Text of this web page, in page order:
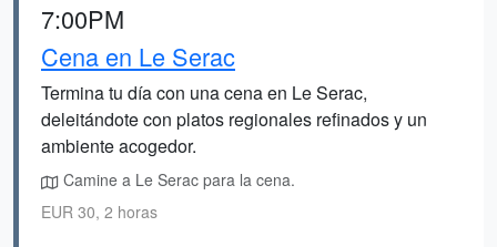
7:00PM
Cena en Le Serac
Termina tu día con una cena en Le Serac,
deleitándote con platos regionales refinados y un
ambiente acogedor.
Camine a Le Serac para la cena.
EUR 30, 2 horas